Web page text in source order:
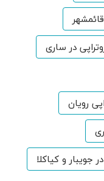
در ساری
رویان
جویبار و کیاکلا